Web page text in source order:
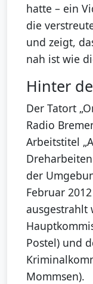
hatte – ein
die
und zeigt,
nah ist wie
Hinter
Der Tatort
Radio
Arbeitstitel
der
Februar
ausgestrahlt
Postel) und
Mommsen).